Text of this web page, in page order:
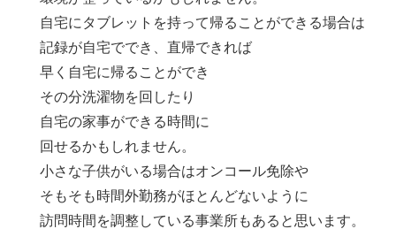
自宅にタブレットを持って帰ることができる場合は
記録が自宅ででき、直帰できれば
早く自宅に帰ることができ
その分洗濯物を回したり
自宅の家事ができる時間に
回せるかもしれません。
小さな子供がいる場合はオンコール免除や
そもそも時間外勤務がほとんどないように
訪問時間を調整している事業所もあると思います。